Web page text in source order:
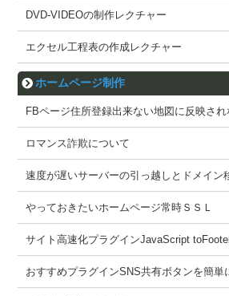
DVD-VIDEOの制作レクチャー
エクセル工程表の作成レクチャー
ホームページ制作
FBページ住所登録出来ない地図に反映され
ロマンス詐欺について
速度が遅いサーバーの引っ越しとドメイン
やっておきたいホームページ常時ＳＳＬ
サイト高速化プラグインJavaScript
おすすめプラグインSNS共有ボタンを簡単